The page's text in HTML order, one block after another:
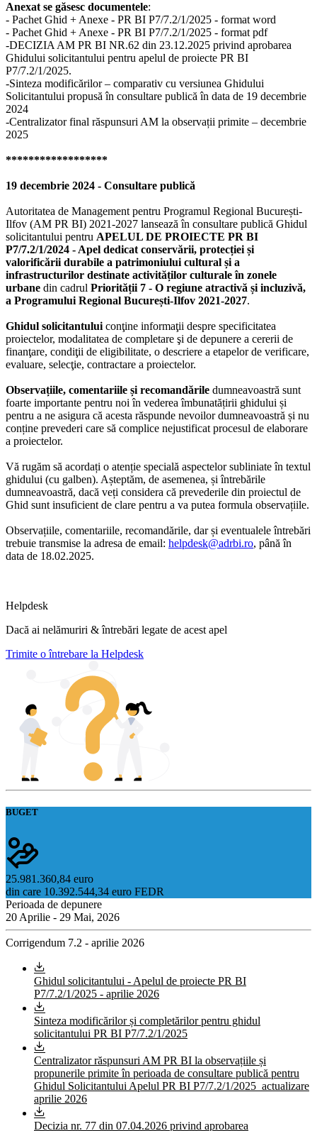
Anexat se găsesc documentele:
- Pachet Ghid + Anexe - PR BI P7/7.2/1/2025 - format word
- Pachet Ghid + Anexe - PR BI P7/7.2/1/2025 - format pdf
-DECIZIA AM PR BI NR.62 din 23.12.2025 privind aprobarea
Ghidului solicitantului pentru apelul de proiecte PR BI
P7/7.2/1/2025.
-Sinteza modificărilor – comparativ cu versiunea Ghidului
Solicitantului propusă în consultare publică în data de 19 decembrie
2024
-Centralizator final răspunsuri AM la observații primite – decembrie
2025
******************
19 decembrie 2024 - Consultare publică
Autoritatea de Management pentru Programul Regional București-
Ilfov (AM PR BI) 2021-2027 lansează în consultare publică Ghidul
solicitantului pentru APELUL DE PROIECTE PR BI
P7/7.2/1/2024 - Apel dedicat conservării, protecției și
valorificării durabile a patrimoniului cultural și a
infrastructurilor destinate activităților culturale în zonele
urbane din cadrul Priorității 7 - O regiune atractivă și incluzivă,
a Programului Regional București-Ilfov 2021-2027.
Ghidul solicitantului conţine informaţii despre specificitatea
proiectelor, modalitatea de completare şi de depunere a cererii de
finanţare, condiţii de eligibilitate, o descriere a etapelor de verificare,
evaluare, selecţie, contractare a proiectelor.
Observațiile, comentariile și recomandările dumneavoastră sunt
foarte importante pentru noi în vederea îmbunatățirii ghidului și
pentru a ne asigura că acesta răspunde nevoilor dumneavoastră și nu
conține prevederi care să complice nejustificat procesul de elaborare
a proiectelor.
Vă rugăm să acordați o atenție specială aspectelor subliniate în textul
ghidului (cu galben). Așteptăm, de asemenea, și întrebările
dumneavoastră, dacă veți considera că prevederile din proiectul de
Ghid sunt insuficient de clare pentru a va putea formula observațiile.
Observațiile, comentariile, recomandările, dar și eventualele întrebări
trebuie transmise la adresa de email: helpdesk@adrbi.ro, până în
data de 18.02.2025.
Helpdesk
Dacă ai nelămuriri & întrebări legate de acest apel
Trimite o întrebare la Helpdesk
BUGET
25.981.360,84 euro
din care 10.392.544,34 euro FEDR
Perioada de depunere
20 Aprilie - 29 Mai, 2026
Corrigendum 7.2 - aprilie 2026
Ghidul solicitantului - Apelul de proiecte PR BI
P7/7.2/1/2025 - aprilie 2026
Sinteza modificărilor și completărilor pentru ghidul
solicitantului PR BI P7/7.2/1/2025
Centralizator răspunsuri AM PR BI la observațiile și
propunerile primite în perioada de consultare publică pentru
Ghidul Solicitantului Apelul PR BI P7/7.2/1/2025_actualizare
aprilie 2026
Decizia nr. 77 din 07.04.2026 privind aprobarea